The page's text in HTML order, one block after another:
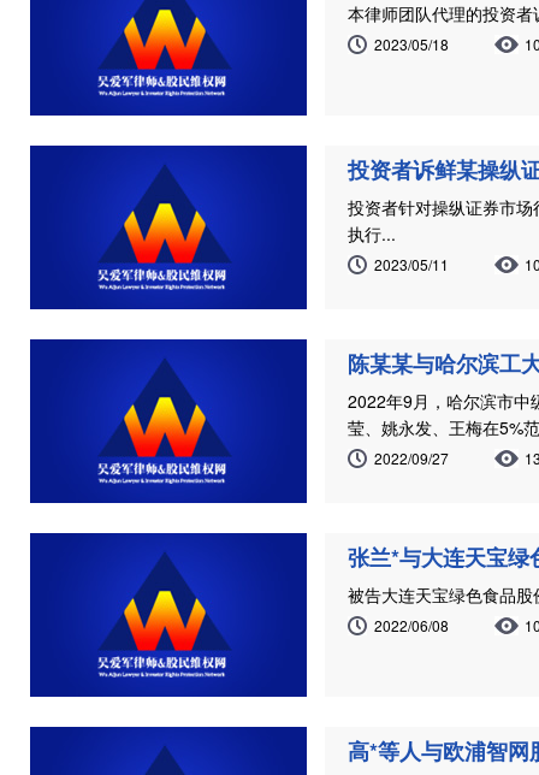
本律师团队代理的投资
2023/05/18
投资者诉鲜某操纵
投资者针对操纵证券市
执行...
2023/05/11
陈某某与哈尔滨工
2022年9月，哈尔滨市中
莹、姚永发、王梅在5%
2022/09/27
张兰*与大连天宝绿
被告大连天宝绿色食品
2022/06/08
高*等人与欧浦智网